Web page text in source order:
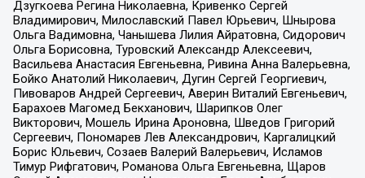
Дзугкоева Регина Николаевна, Кривенко Сергей
Владимирович, Милославский Павел Юрьевич, Шнырова
Ольга Вадимовна, Чанышева Лилия Айратовна, Сидорович
Ольга Борисовна, Туровский Александр Алексеевич,
Васильева Анастасия Евгеньевна, Ривина Анна Валерьевна,
Бойко Анатолий Николаевич, Дугин Сергей Георгиевич,
Пивоваров Андрей Сергеевич, Аверин Виталий Евгеньевич,
Барахоев Магомед Бекханович, Шарипков Олег
Викторович, Мошель Ирина Ароновна, Шведов Григорий
Сергеевич, Пономарев Лев Александрович, Каргалицкий
Борис Юльевич, Созаев Валерий Валерьевич, Исламов
Тимур Рифгатович, Романова Ольга Евгеньевна, Щаров